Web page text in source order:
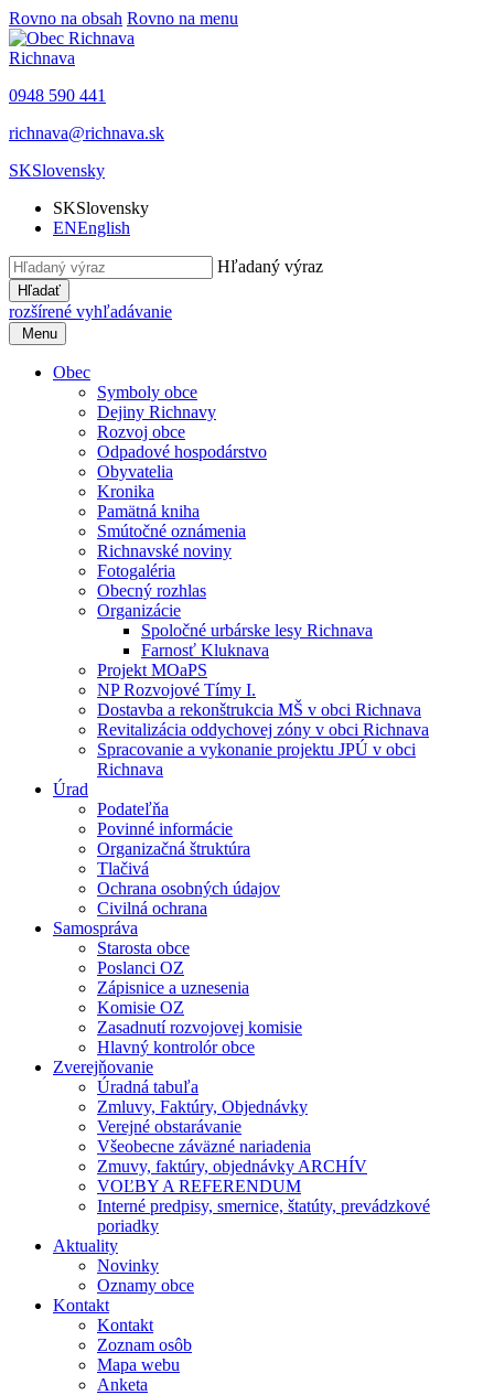
Rovno na obsah Rovno na menu
Richnava
0948 590 441
richnava@richnava.sk
SKSlovensky
SKSlovensky
ENEnglish
Hľadaný výraz
Hľadať
rozšírené vyhľadávanie
Menu
Obec
Symboly obce
Dejiny Richnavy
Rozvoj obce
Odpadové hospodárstvo
Obyvatelia
Kronika
Pamätná kniha
Smútočné oznámenia
Richnavské noviny
Fotogaléria
Obecný rozhlas
Organizácie
Spoločné urbárske lesy Richnava
Farnosť Kluknava
Projekt MOaPS
NP Rozvojové Tímy I.
Dostavba a rekonštrukcia MŠ v obci Richnava
Revitalizácia oddychovej zóny v obci Richnava
Spracovanie a vykonanie projektu JPÚ v obci
Richnava
Úrad
Podateľňa
Povinné informácie
Organizačná štruktúra
Tlačivá
Ochrana osobných údajov
Civilná ochrana
Samospráva
Starosta obce
Poslanci OZ
Zápisnice a uznesenia
Komisie OZ
Zasadnutí rozvojovej komisie
Hlavný kontrolór obce
Zverejňovanie
Úradná tabuľa
Zmluvy, Faktúry, Objednávky
Verejné obstarávanie
Všeobecne záväzné nariadenia
Zmuvy, faktúry, objednávky ARCHÍV
VOĽBY A REFERENDUM
Interné predpisy, smernice, štatúty, prevádzkové
poriadky
Aktuality
Novinky
Oznamy obce
Kontakt
Kontakt
Zoznam osôb
Mapa webu
Anketa